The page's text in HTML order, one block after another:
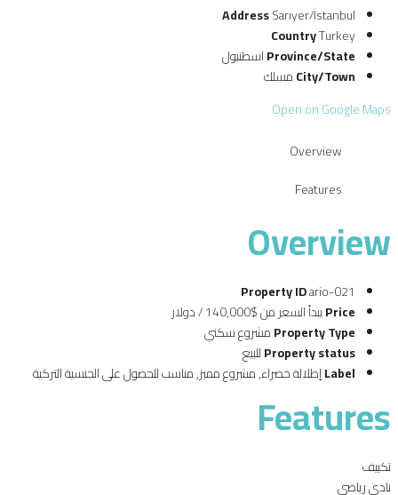
AddressSarıyer/İstanbul
CountryTurkey
Province/Stateاسطنبول
City/Townمسلك
Open on Google Maps
Overview
Features
Overview
Property IDario-021
Priceيبدأ السعر من$140,000
/ دولار
Property Typeمشروع سكني
Property statusللبيع
Labelإطلالة خضراء,مشروع مميز,مناسب للحصول على الجنسية التركية
Features
تكييف
نادي رياضي